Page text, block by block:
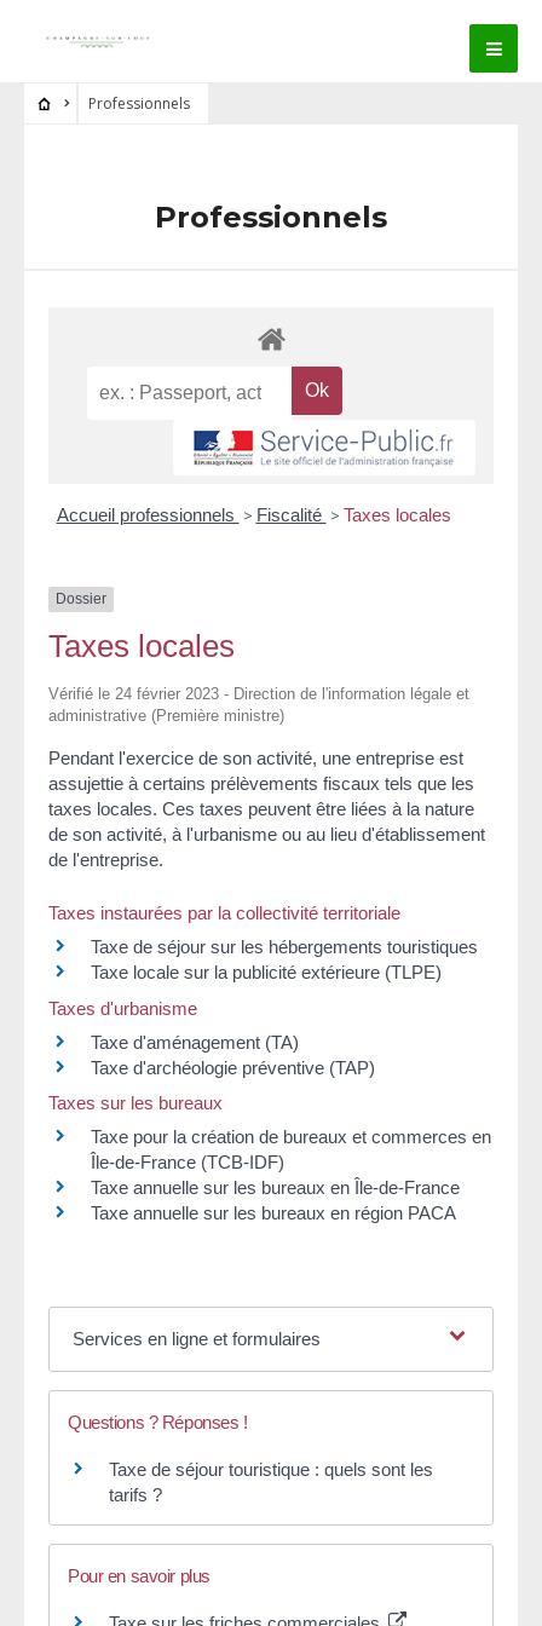
Professionnels
Professionnels
Accueil professionnels > Fiscalité > Taxes locales
Dossier
Taxes locales
Vérifié le 24 février 2023 - Direction de l'information légale et
administrative (Première ministre)
Pendant l'exercice de son activité, une entreprise est
assujettie à certains prélèvements fiscaux tels que les
taxes locales. Ces taxes peuvent être liées à la nature
de son activité, à l'urbanisme ou au lieu d'établissement
de l'entreprise.
Taxes instaurées par la collectivité territoriale
Taxe de séjour sur les hébergements touristiques
Taxe locale sur la publicité extérieure (TLPE)
Taxes d'urbanisme
Taxe d'aménagement (TA)
Taxe d'archéologie préventive (TAP)
Taxes sur les bureaux
Taxe pour la création de bureaux et commerces en
Île-de-France (TCB-IDF)
Taxe annuelle sur les bureaux en Île-de-France
Taxe annuelle sur les bureaux en région PACA
Services en ligne et formulaires
Questions ? Réponses !
Taxe de séjour touristique : quels sont les
tarifs ?
Pour en savoir plus